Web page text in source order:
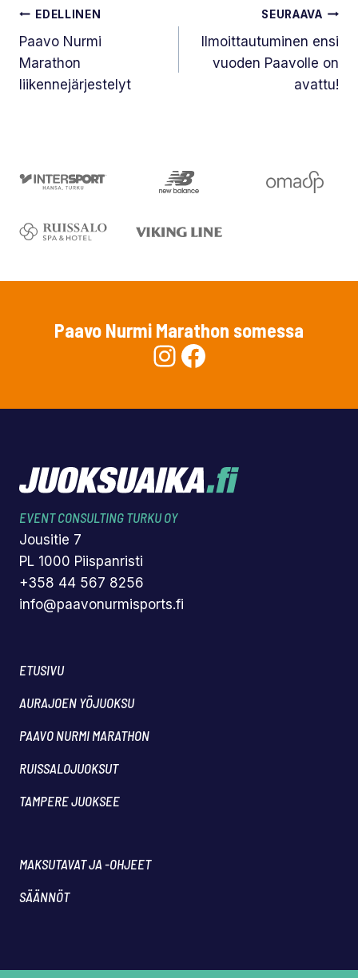
Artikkelien
selaus
EDELLINEN
Paavo Nurmi
Marathon
liikennejärjestelyt
SEURAAVA
Ilmoittautuminen ensi
vuoden Paavolle on
avattu!
Paavo Nurmi Marathon somessa
Instagram
Facebook
EVENT CONSULTING TURKU OY
Jousitie 7
PL 1000 Piispanristi
+358 44 567 8256
info@paavonurmisports.fi
ETUSIVU
AURAJOEN YÖJUOKSU
PAAVO NURMI MARATHON
RUISSALOJUOKSUT
TAMPERE JUOKSEE
MAKSUTAVAT JA -OHJEET
SÄÄNNÖT